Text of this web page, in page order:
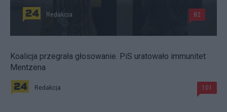
Redakcja 82
Koalicja przegrała głosowanie. PiS uratowało immunitet
Mentzena
Redakcja 101